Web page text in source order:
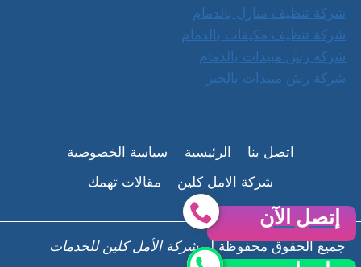
شركة تنظيف منازل بالدمام
شركة تنظيف مكيفات بالدمام
شركة رش مبيدات بالدمام
شركة رش مبيدات بالخبر
اتصل بنا الرئيسية
سياسة الخصوصية
شركة الامل كلين
مقالات تهمك
جميع الحقوق محفوظة لــشركة الأمل كلين للخدمات
إتصل الآن